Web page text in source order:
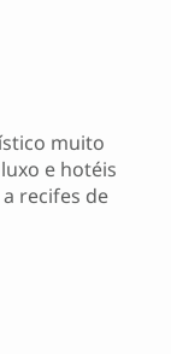
muito
e hotéis
recifes de